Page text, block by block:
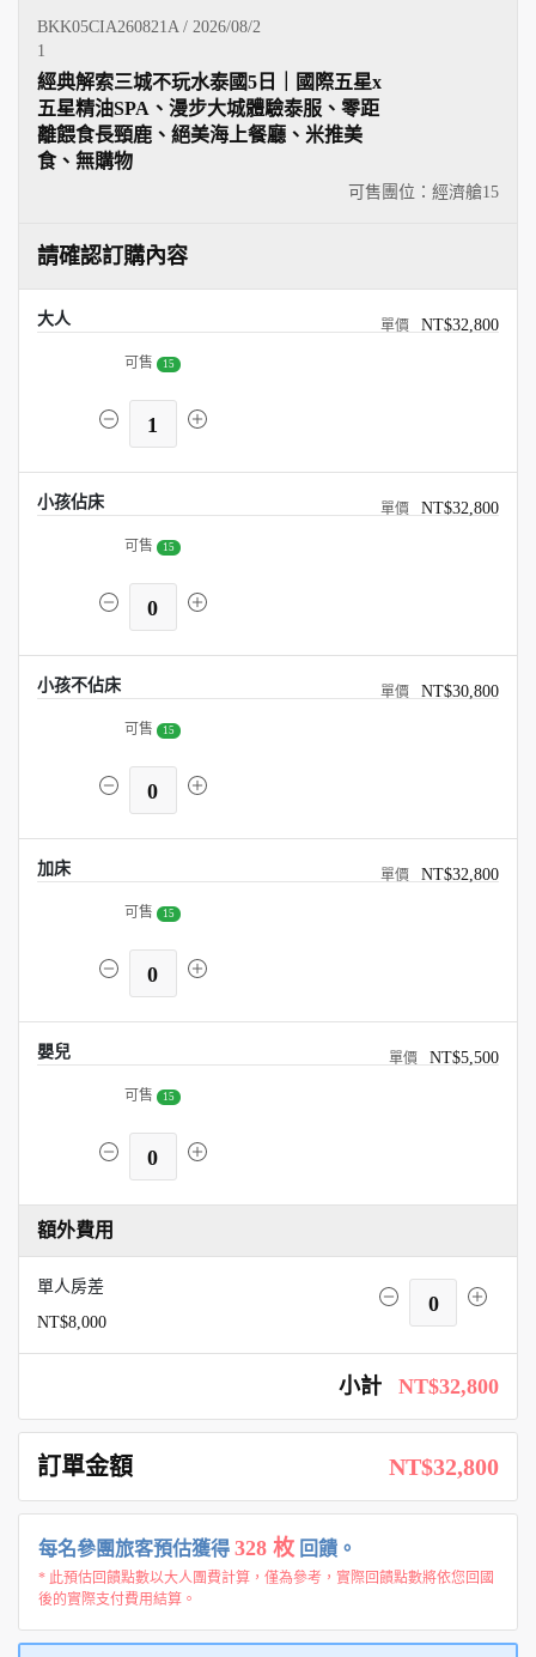
BKK05CIA260821A / 2026/08/2
1
可售團位：經濟艙15
經典解索三城不玩水泰國5日｜國際五星x
五星精油SPA、漫步大城體驗泰服、零距
離餵食長頸鹿、絕美海上餐廳、米推美
食、無購物
請確認訂購內容
大人 NT$32,800
可售 15
1
小孩佔床 NT$32,800
可售 15
0
小孩不佔床 NT$30,800
可售 15
0
加床 NT$32,800
可售 15
0
嬰兒 NT$5,500
可售 15
0
額外費用
單人房差
NT$8,000
0
小計 NT$32,800
訂單金額 NT$32,800
每名參團旅客預估獲得 328 枚 回饋。
* 此預估回饋點數以大人團費計算，僅為參考，實際回饋點數將依您回國
後的實際支付費用結算。